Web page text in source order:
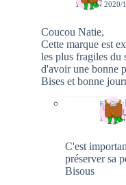
12 JUIN 2020/
Coucou Natie,
Cette marque est
les plus fragiles du
d'avoir une bonne
Bises et bonne
13
C'est
préserver sa
Bisous